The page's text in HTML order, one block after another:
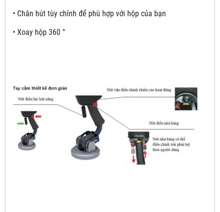
• Chân hút tùy chỉnh để phù hợp với hộp của bạn
• Xoay hộp 360 °